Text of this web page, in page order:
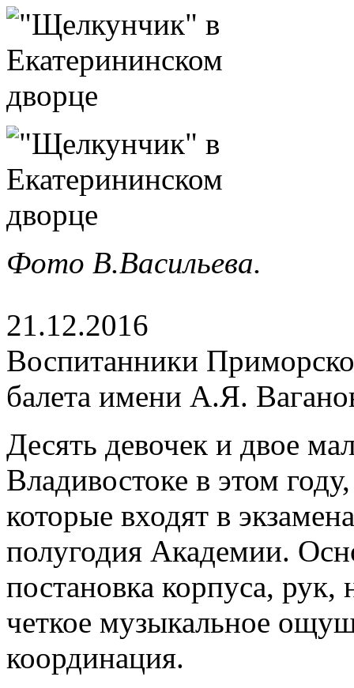
Фото В.Васильева.
21.12.2016
Воспитанники
балета имени А.Я.
Десять девочек и двое
Владивостоке в этом
которые входят в
полугодия Академии.
постановка корпуса, рук,
четкое музыкальное
координация.